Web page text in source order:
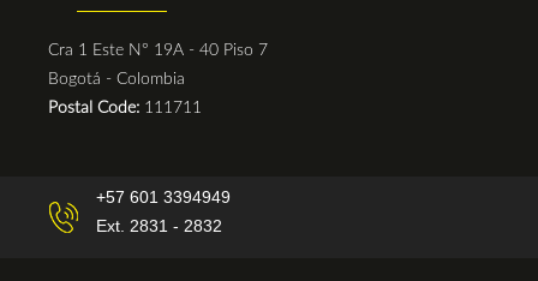
Cra 1 Este N° 19A - 40 Piso 7
Bogotá - Colombia
Postal Code: 111711
+57 601 3394949
Ext. 2831 - 2832